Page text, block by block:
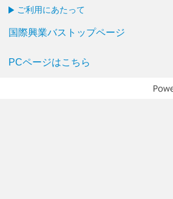
ご利用にあたって
国際興業バストップページ
PCページはこちら